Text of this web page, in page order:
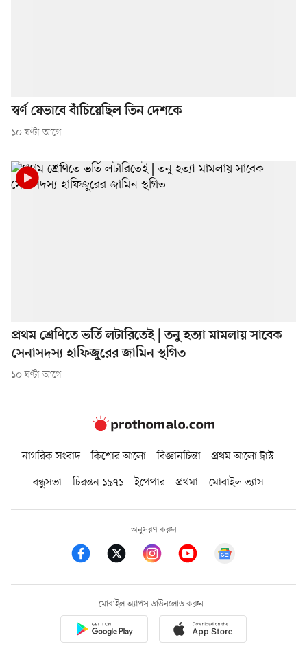
স্বর্ণ যেভাবে বাঁচিয়েছিল তিন দেশকে
১০ ঘণ্টা আগে
প্রথম শ্রেণিতে ভর্তি লটারিতেই | তনু হত্যা মামলায় সাবেক
সেনাসদস্য হাফিজুরের জামিন স্থগিত
১০ ঘণ্টা আগে
নাগরিক সংবাদ কিশোর আলো বিজ্ঞানচিন্তা
প্রথম আলো ট্রাস্ট
বন্ধুসভা
চিরন্তন ১৯৭১ ইপেপার প্রথমা মোবাইল ভ্যাস
অনুসরণ করুন
মোবাইল অ্যাপস ডাউনলোড করুন